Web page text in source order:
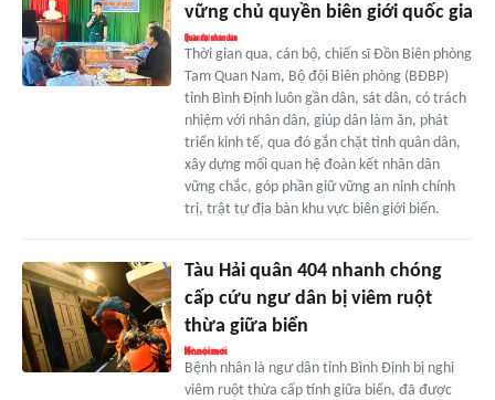
vững chủ quyền biên giới quốc gia
Thời gian qua, cán bộ, chiến sĩ Đồn Biên phòng
Tam Quan Nam, Bộ đội Biên phòng (BĐBP)
tỉnh Bình Định luôn gần dân, sát dân, có trách
nhiệm với nhân dân, giúp dân làm ăn, phát
triển kinh tế, qua đó gắn chặt tình quân dân,
xây dựng mối quan hệ đoàn kết nhân dân
vững chắc, góp phần giữ vững an ninh chính
trị, trật tự địa bàn khu vực biên giới biển.
Tàu Hải quân 404 nhanh chóng
cấp cứu ngư dân bị viêm ruột
thừa giữa biển
Bệnh nhân là ngư dân tỉnh Bình Định bị nghi
viêm ruột thừa cấp tính giữa biển, đã được